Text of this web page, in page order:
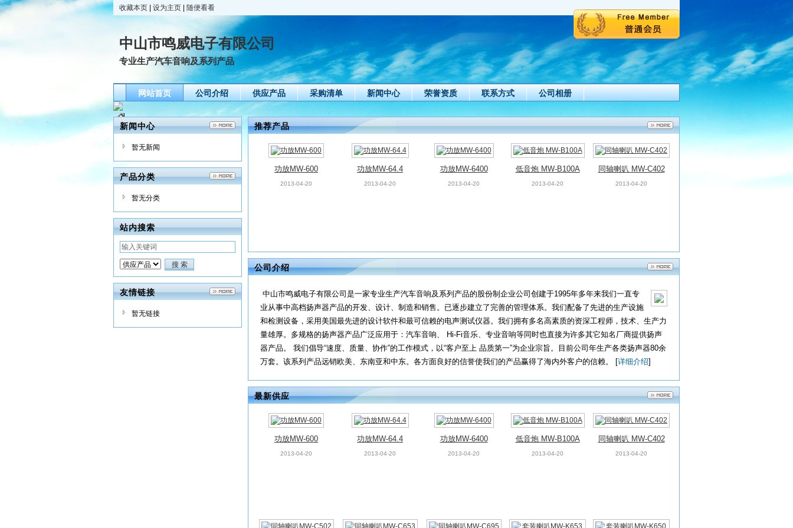
收藏本页 设为主页 随便看看
中山市鸣威电子有限公司
专业生产汽车音响及系列产品
网站首页 公司介绍 供应产品 采购清单 新闻中心 荣誉资质 联系方式 公司相册
新闻中心
暂无新闻
产品分类
暂无分类
站内搜索
友情链接
暂无链接
推荐产品
功放MW-600
2013-04-20
功放MW-64.4
2013-04-20
功放MW-6400
2013-04-20
低音炮 MW-B100A
2013-04-20
同轴喇叭 MW-C402
2013-04-20
同轴喇叭MW-C502
2013-04-20
同轴喇叭MW-C653
2013-04-20
同轴喇叭MW-C695
2013-04-20
1
2013-04-20
6
2013-04-20
公司介绍
中山市鸣威电子有限公司是一家专业生产汽车音响及系列产品的股份制企业公司创建于1995年多年来我们一直专
业从事中高档扬声器产品的开发、设计、制造和销售。已逐步建立了完善的管理体系。我们配备了先进的生产设施
和检测设备，采用美国最先进的设计软件和最可信赖的电声测试仪器。我们拥有多名高素质的资深工程师，技术、生产力
量雄厚。多规格的扬声器产品广泛应用于：汽车音响、 Hi-Fi音乐、专业音响等同时也直接为许多其它知名厂商提供扬声
器产品。 我们倡导“速度、质量、协作”的工作模式，以“客户至上 品质第一”为企业宗旨。目前公司年生产各类扬声器80余
万套。该系列产品远销欧美、东南亚和中东。各方面良好的信誉使我们的产品赢得了海内外客户的信赖。 [详细介绍]
最新供应
功放MW-600
2013-04-20
功放MW-64.4
2013-04-20
功放MW-6400
2013-04-20
低音炮 MW-B100A
2013-04-20
同轴喇叭 MW-C402
2013-04-20